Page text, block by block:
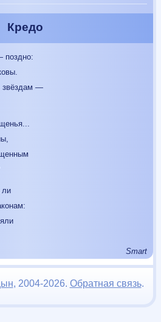
Кредо
поздно:
звёздам —
ли
Smart
, 2004-2026. Обратная связь.